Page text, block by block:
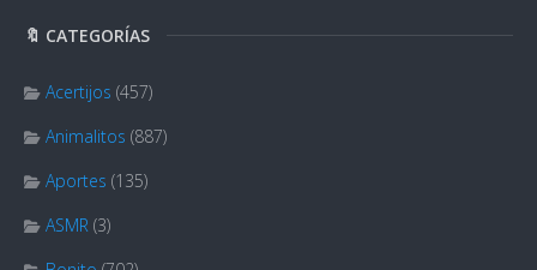
🔖 CATEGORÍAS
Acertijos (457)
Animalitos (887)
Aportes (135)
ASMR (3)